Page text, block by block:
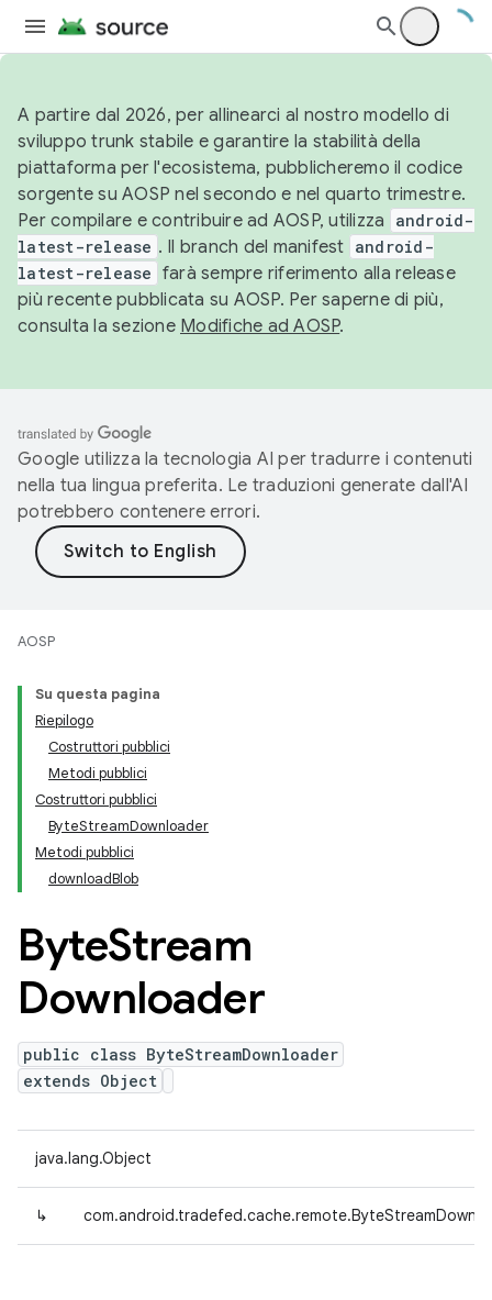
A partire dal 2026, per allinearci al nostro modello di
sviluppo trunk stabile e garantire la stabilità della
piattaforma per l'ecosistema, pubblicheremo il codice
sorgente su AOSP nel secondo e nel quarto trimestre.
Per compilare e contribuire ad AOSP, utilizza
android-
latest-release . Il branch del manifest android-
latest-release farà sempre riferimento alla release
più recente pubblicata su AOSP. Per saperne di più,
consulta la sezione Modifiche ad AOSP.
Google utilizza la tecnologia AI per tradurre i contenuti
nella tua lingua preferita. Le traduzioni generate dall'AI
potrebbero contenere errori.
AOSP
Su questa pagina
Riepilogo
Costruttori pubblici
Metodi pubblici
Costruttori pubblici
ByteStreamDownloader
Metodi pubblici
downloadBlob
ByteStream
Downloader
public class ByteStreamDownloader
extends Object
java.lang.Object
↳